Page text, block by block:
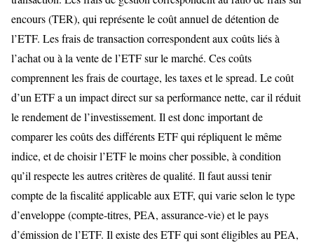
encours (TER), qui représente le coût annuel de détention de
l’ETF. Les frais de transaction correspondent aux coûts liés à
l’achat ou à la vente de l’ETF sur le marché. Ces coûts
comprennent les frais de courtage, les taxes et le spread. Le coût
d’un ETF a un impact direct sur sa performance nette, car il réduit
le rendement de l’investissement. Il est donc important de
comparer les coûts des différents ETF qui répliquent le même
indice, et de choisir l’ETF le moins cher possible, à condition
qu’il respecte les autres critères de qualité. Il faut aussi tenir
compte de la fiscalité applicable aux ETF, qui varie selon le type
d’enveloppe (compte-titres, PEA, assurance-vie) et le pays
d’émission de l’ETF. Il existe des ETF qui sont éligibles au PEA,